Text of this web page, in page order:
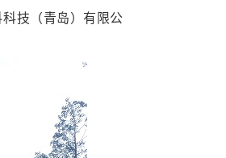
技（青岛）有限公